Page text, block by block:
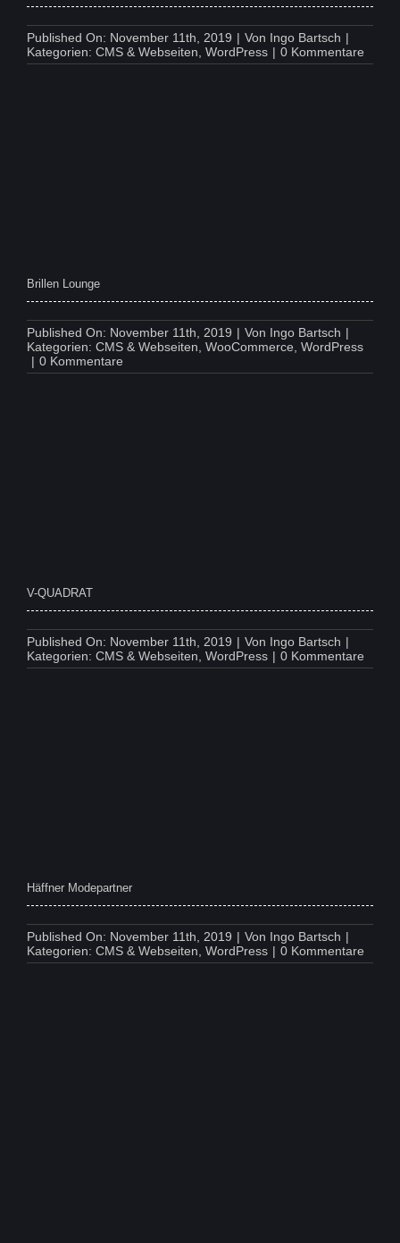
Published On: November 11th, 2019 | Von Ingo Bartsch |
Kategorien: CMS & Webseiten WordPress | 0 Kommentareon
Pro
Brillen Lounge
Published On: November 11th, 2019 | Von Ingo Bartsch |
Kategorien: CMS & Webseiten WooCommerce WordPress
| 0 Kommentareon
Brillen
V-QUADRAT
Published On: November 11th, 2019 | Von Ingo Bartsch |
Kategorien: CMS & Webseiten WordPress | 0 Kommentareon
V-
Häffner Modepartner
Published On: November 11th, 2019 | Von Ingo Bartsch |
Kategorien: CMS & Webseiten WordPress | 0 Kommentareon